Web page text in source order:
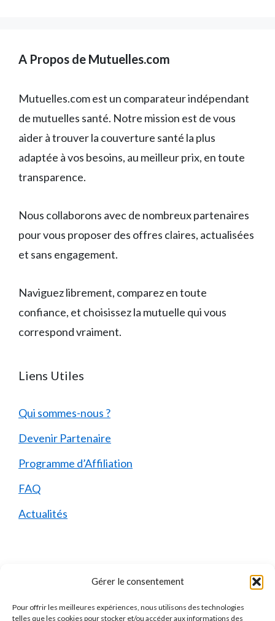
Gérer le consentement
Pour offrir les meilleures expériences, nous utilisons des technologies
telles que les cookies pour stocker et/ou accéder aux informations des
A Propos de Mutuelles.com
Mutuelles.com est un comparateur indépendant
de mutuelles santé. Notre mission est de vous
aider à trouver la couverture santé la plus
adaptée à vos besoins, au meilleur prix, en toute
transparence.
Nous collaborons avec de nombreux partenaires
pour vous proposer des offres claires, actualisées
et sans engagement.
Naviguez librement, comparez en toute
confiance, et choisissez la mutuelle qui vous
correspond vraiment.
Liens Utiles
Qui sommes-nous ?
Devenir Partenaire
Programme d’Affiliation
FAQ
Actualités
Mentions Légales
Qui sommes-nous ?